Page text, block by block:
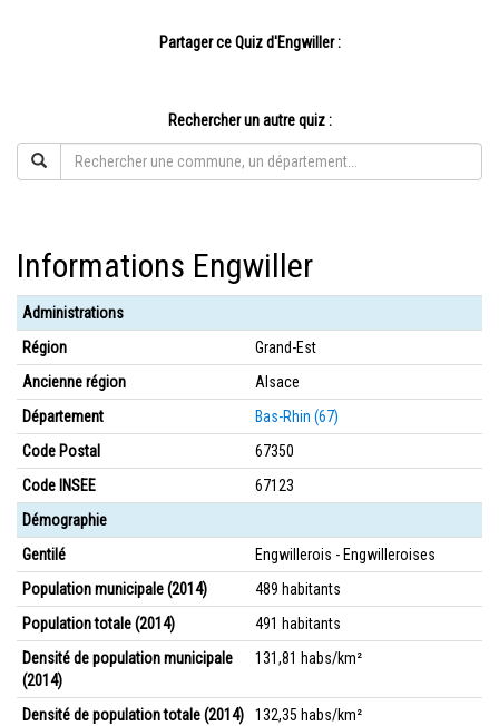
Partager ce Quiz d'Engwiller :
Rechercher un autre quiz :
Informations Engwiller
Administrations
Région
Grand-Est
Ancienne région
Alsace
Département
Bas-Rhin (67)
Code Postal
67350
Code INSEE
67123
Démographie
Gentilé
Engwillerois - Engwilleroises
Population municipale (2014)
489 habitants
Population totale (2014)
491 habitants
Densité de population municipale
(2014)
131,81 habs/km²
Densité de population totale (2014)
132,35 habs/km²